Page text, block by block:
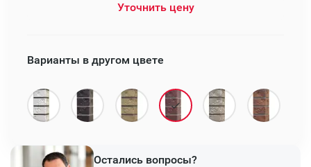
Уточнить цену
Варианты в другом цвете
Остались вопросы?